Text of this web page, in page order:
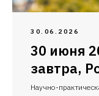
30.06.2026
30 июня
завтра,
Научно-